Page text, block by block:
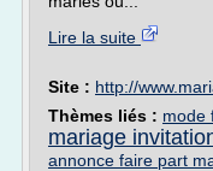
Lire la suite
Site : http://
Thèmes liés : mode
mariage
annonce faire part